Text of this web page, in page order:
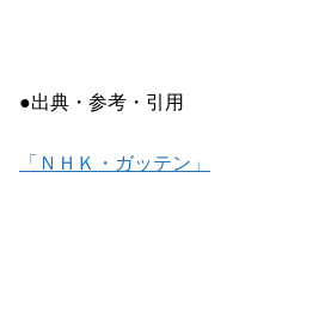
●出典・参考・引用
「ＮＨＫ・ガッテン」